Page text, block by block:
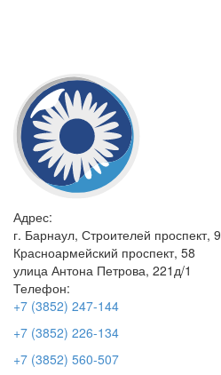
Адрес:
г. Барнаул, Строителей проспект, 9
Красноармейский проспект, 58
улица Антона Петрова, 221д/1
Телефон:
+7 (3852) 247-144
+7 (3852) 226-134
+7 (3852) 560-507